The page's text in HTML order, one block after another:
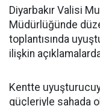
Diyarbakır Valisi
Müdürlüğünde
toplantısında
ilişkin
Kentte
güçleriyle sahada